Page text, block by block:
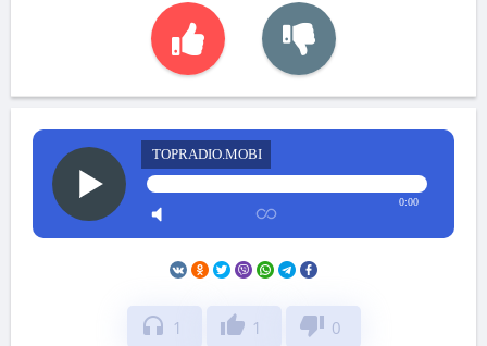
TOPRADIO.MOBI
0:00
headphones 1 thumb_up 1 thumb_down 0